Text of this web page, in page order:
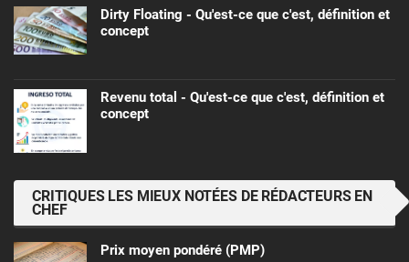
Dirty Floating - Qu'est-ce que c'est, définition et
concept
Revenu total - Qu'est-ce que c'est, définition et
concept
CRITIQUES LES MIEUX NOTÉES DE RÉDACTEURS EN
CHEF
Prix ​​moyen pondéré (PMP)